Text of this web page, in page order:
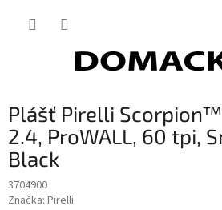
Plášť Pirelli
2.4, ProWALL, 60 tpi,
Black
3704900
Značka: Pirelli